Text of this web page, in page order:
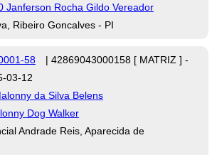
Janferson Rocha Gildo Vereador
Ribeiro Goncalves - PI
58
| 42869043000158 [ MATRIZ ] -
03-12
da Silva Belens
Dog Walker
Andrade Reis, Aparecida de